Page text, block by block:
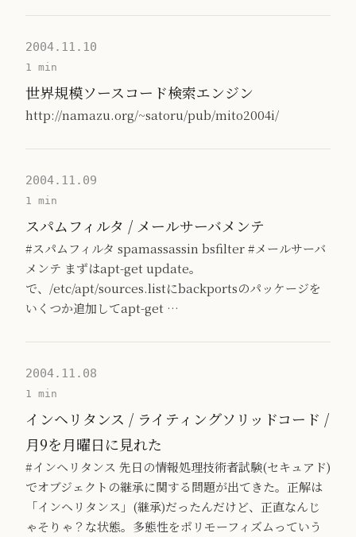
2004.11.10
1 min
世界規模ソースコード検索エンジン
http://namazu.org/~satoru/pub/mito2004i/
2004.11.09
1 min
スパムフィルタ / メールサーバメンテ
#スパムフィルタ spamassassin bsfilter #メールサーバ
メンテ まずはapt-get update。
で、/etc/apt/sources.listにbackportsのパッケージを
いくつか追加してapt-get …
2004.11.08
1 min
インヘリタンス / ライティングソリッドコード /
月9を月曜日に見れた
#インヘリタンス 先日の情報処理技術者試験(セキュアド)
でオブジェクトの継承に関する問題が出てきた。正解は
「インヘリタンス」(継承)だったんだけど、正直なんじ
ゃそりゃ？な状態。多態性をポリモーフィズムっていう